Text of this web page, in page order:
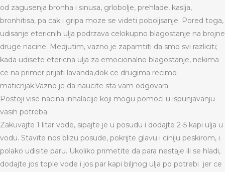
od zagusenja bronha i sinusa, grlobolje, prehlade, kaslja,
bronhitisa, pa cak i gripa moze se videti poboljsanje. Pored toga,
udisanje etericnih ulja podrzava celokupno blagostanje na brojne
druge nacine. Medjutim, vazno je zapamtiti da smo svi razliciti;
kada udisete etericna ulja za emocionalno blagostanje, nekima
ce na primer prijati lavanda,dok ce drugima recimo
maticnjak.Vazno je da naucite sta vam odgovara.
Postoji vise nacina inhalacije koji mogu pomoci u ispunjavanju
vasih potreba.
Zakuvajte 1 litar vode, sipajte je u posudu i dodajte 2-5 kapi ulja u
vodu. Stavite nos blizu posude, pokrijte glavu i ciniju peskirom, i
polako udisite paru. Ukoliko primetite da para nestaje ili se hladi,
dodajte jos tople vode i jos par kapi biljnog ulja po potrebi jer ce